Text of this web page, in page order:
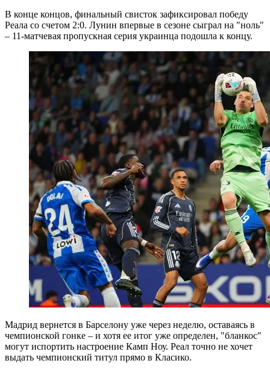
В конце концов, финальный свисток зафиксировал победу
Реала со счетом 2:0. Лунин впервые в сезоне сыграл на "ноль"
– 11-матчевая пропускная серия украинца подошла к концу.
Мадрид вернется в Барселону уже через неделю, оставаясь в
чемпионской гонке – и хотя ее итог уже определен, "бланкос"
могут испортить настроение Камп Ноу. Реал точно не хочет
выдать чемпионский титул прямо в Класико.